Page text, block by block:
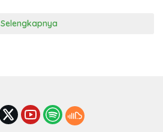
Selengkapnya